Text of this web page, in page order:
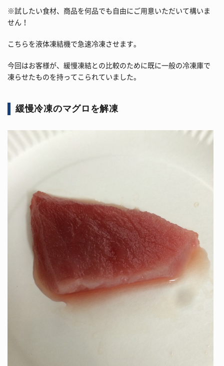
※試したい食材、商品を何品でも自由にご用意いただいて構いま
せん！
こちらを液体凍結機で急速冷凍させます。
今回はお客様が、緩慢凍結との比較のために既に一般の冷凍庫で
凍らせたものを持ってこられていました。
緩慢冷凍のマグロを解凍